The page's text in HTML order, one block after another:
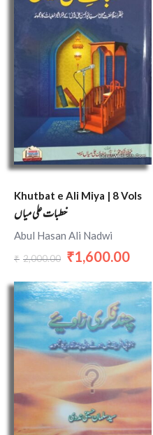
Khutbat e Ali Miya | 8 Vols
خطبات علی میاں
Abul Hasan Ali Nadwi
₹ 2,000.00 ₹1,600.00